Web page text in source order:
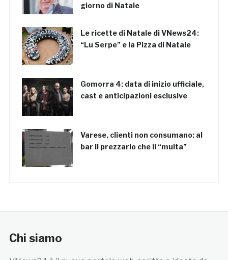
giorno di Natale
Le ricette di Natale di VNews24:
“Lu Serpe” e la Pizza di Natale
Gomorra 4: data di inizio ufficiale,
cast e anticipazioni esclusive
Varese, clienti non consumano: al
bar il prezzario che li “multa”
Chi siamo